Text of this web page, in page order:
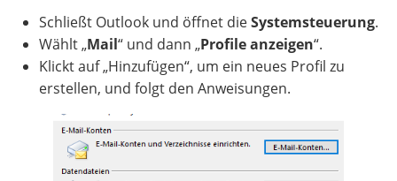
Schließt Outlook und öffnet dieSystemsteuerung.
Wählt „Mail“ und dann „Profile anzeigen“.
Klickt auf „Hinzufügen“, um ein neues Profil zu
erstellen, und folgt den Anweisungen.